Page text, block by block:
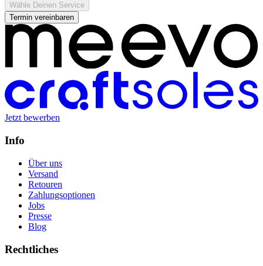
Wähle Deinen Service
Termin vereinbaren
Jetzt bewerben
Info
Über uns
Versand
Retouren
Zahlungsoptionen
Jobs
Presse
Blog
Rechtliches